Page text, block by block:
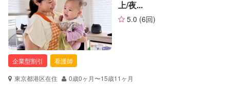
サポートの特徴
資格
企業型割引対象(旧内閣府補助対象)
自治体届出済ベビーシッター
保育士
上/夜...
5.0 (6回)
企業型割引
看護師
東京都港区在住
0歳0ヶ月〜15歳11ヶ月